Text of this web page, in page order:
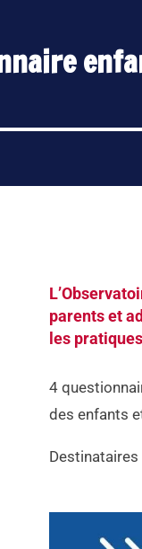
parents et
les
4
des enfants
Destinataires